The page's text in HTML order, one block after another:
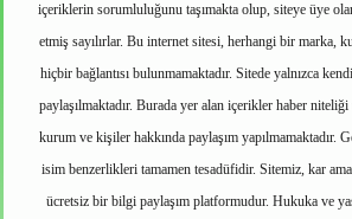
içeriklerin sorumluluğunu taşımakta olup, siteye üye
etmiş sayılırlar. Bu internet sitesi, herhangi bir marka,
hiçbir bağlantısı bulunmamaktadır. Sitede yalnızca
paylaşılmaktadır. Burada yer alan içerikler haber niteliği
kurum ve kişiler hakkında paylaşım yapılmamaktadır.
isim benzerlikleri tamamen tesadüfidir. Sitemiz, kar
ücretsiz bir bilgi paylaşım platformudur. Hukuka ve